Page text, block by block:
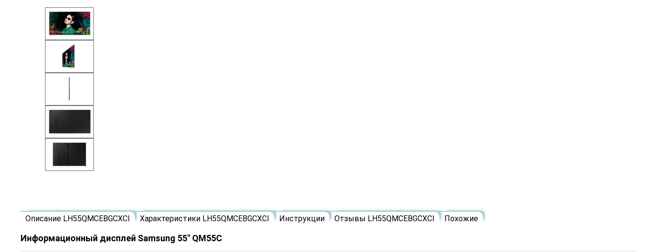
Описание LH55QMCEBGCXCI Характеристики LH55QMCEBGCXCI Инструкции Отзывы LH55QMCEBGCXCI Похожие
Информационный дисплей Samsung 55" QM55C